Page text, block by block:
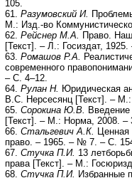
105.
61. Разумовский И.
М.: Изд.-во
62. Рейснер М.А.
Право.
[Текст]. – Л.: Госиздат, 1925.
63. Ромашов Р.А.
современного
– С. 4–12.
64. Рулан Н. Юридическая
В.С. Нерсесянц [Текст]. –
65. Сорокина Ю.В.
[Текст]. – М.: Норма, 2008. –
66. Стальгевич А.К.
право. – 1965. – № 7. – С.
67. Стучка П.И. 13
права [Текст]. – М.:
68. Стучка П.И. Избранные